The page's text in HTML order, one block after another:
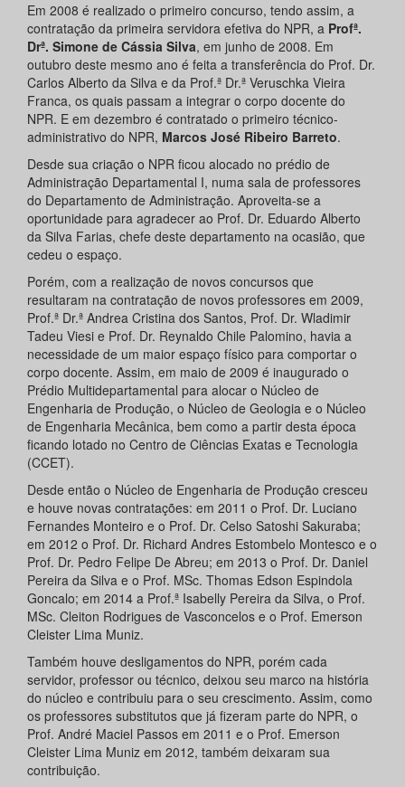
Em 2008 é realizado o primeiro concurso, tendo assim, a
contratação da primeira servidora efetiva do NPR, a Profª.
Drª. Simone de Cássia Silva, em junho de 2008. Em
outubro deste mesmo ano é feita a transferência do Prof. Dr.
Carlos Alberto da Silva e da Prof.ª Dr.ª Veruschka Vieira
Franca, os quais passam a integrar o corpo docente do
NPR. E em dezembro é contratado o primeiro técnico-
administrativo do NPR, Marcos José Ribeiro Barreto.
Desde sua criação o NPR ficou alocado no prédio de
Administração Departamental I, numa sala de professores
do Departamento de Administração. Aproveita-se a
oportunidade para agradecer ao Prof. Dr. Eduardo Alberto
da Silva Farias, chefe deste departamento na ocasião, que
cedeu o espaço.
Porém, com a realização de novos concursos que
resultaram na contratação de novos professores em 2009,
Prof.ª Dr.ª Andrea Cristina dos Santos, Prof. Dr. Wladimir
Tadeu Viesi e Prof. Dr. Reynaldo Chile Palomino, havia a
necessidade de um maior espaço físico para comportar o
corpo docente. Assim, em maio de 2009 é inaugurado o
Prédio Multidepartamental para alocar o Núcleo de
Engenharia de Produção, o Núcleo de Geologia e o Núcleo
de Engenharia Mecânica, bem como a partir desta época
ficando lotado no Centro de Ciências Exatas e Tecnologia
(CCET).
Desde então o Núcleo de Engenharia de Produção cresceu
e houve novas contratações: em 2011 o Prof. Dr. Luciano
Fernandes Monteiro e o Prof. Dr. Celso Satoshi Sakuraba;
em 2012 o Prof. Dr. Richard Andres Estombelo Montesco e o
Prof. Dr. Pedro Felipe De Abreu; em 2013 o Prof. Dr. Daniel
Pereira da Silva e o Prof. MSc. Thomas Edson Espindola
Goncalo; em 2014 a Prof.ª Isabelly Pereira da Silva, o Prof.
MSc. Cleiton Rodrigues de Vasconcelos e o Prof. Emerson
Cleister Lima Muniz.
Também houve desligamentos do NPR, porém cada
servidor, professor ou técnico, deixou seu marco na história
do núcleo e contribuiu para o seu crescimento. Assim, como
os professores substitutos que já fizeram parte do NPR, o
Prof. André Maciel Passos em 2011 e o Prof. Emerson
Cleister Lima Muniz em 2012, também deixaram sua
contribuição.